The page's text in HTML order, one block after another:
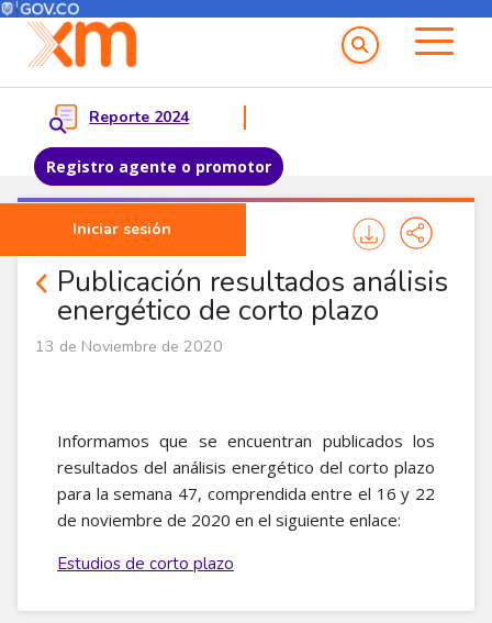
Pasar al contenido principal
Menú del Usuario
Reporte 2024
Registro agente o promotor
Iniciar sesión
Menu principal
Publicación resultados análisis
energético de corto plazo
Noticias Agentes
13 de Noviembre de 2020
Informamos que se encuentran publicados los
resultados del análisis energético del corto plazo
para la semana 47, comprendida entre el 16 y 22
de noviembre de 2020 en el siguiente enlace:
Estudios de corto plazo